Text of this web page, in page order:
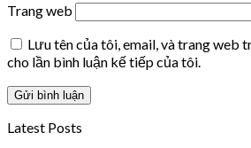
Trang web
Lưu tên của tôi, email, và trang web
cho lần bình luận kế tiếp của tôi.
Latest Posts